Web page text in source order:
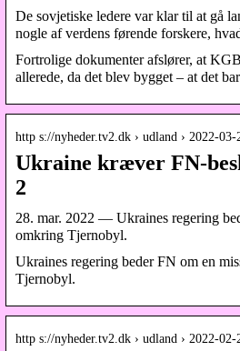
De sovjetiske ledere var klar til at gå
nogle af verdens førende forskere,
Fortrolige dokumenter afslører, at
allerede, da det blev bygget – at det
http s://nyheder.tv2.dk › udland › 2022-
Ukraine kræver FN-
2
28. mar. 2022 — Ukraines regering
omkring Tjernobyl.
Ukraines regering beder FN om en
Tjernobyl.
http s://nyheder.tv2.dk › udland › 2022-02-